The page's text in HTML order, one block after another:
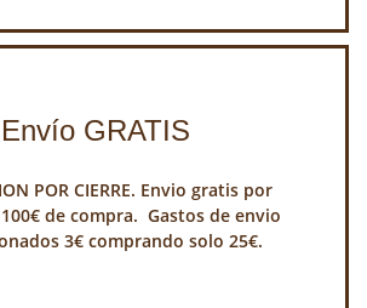
Envío GRATIS
POR CIERRE. Envio gratis por
de compra. Gastos de envio
3€ comprando solo 25€.